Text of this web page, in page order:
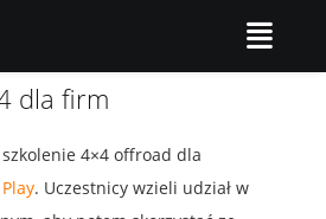
dla firm
4×4 offroad dla
Play. Uczestnicy wzieli udział w